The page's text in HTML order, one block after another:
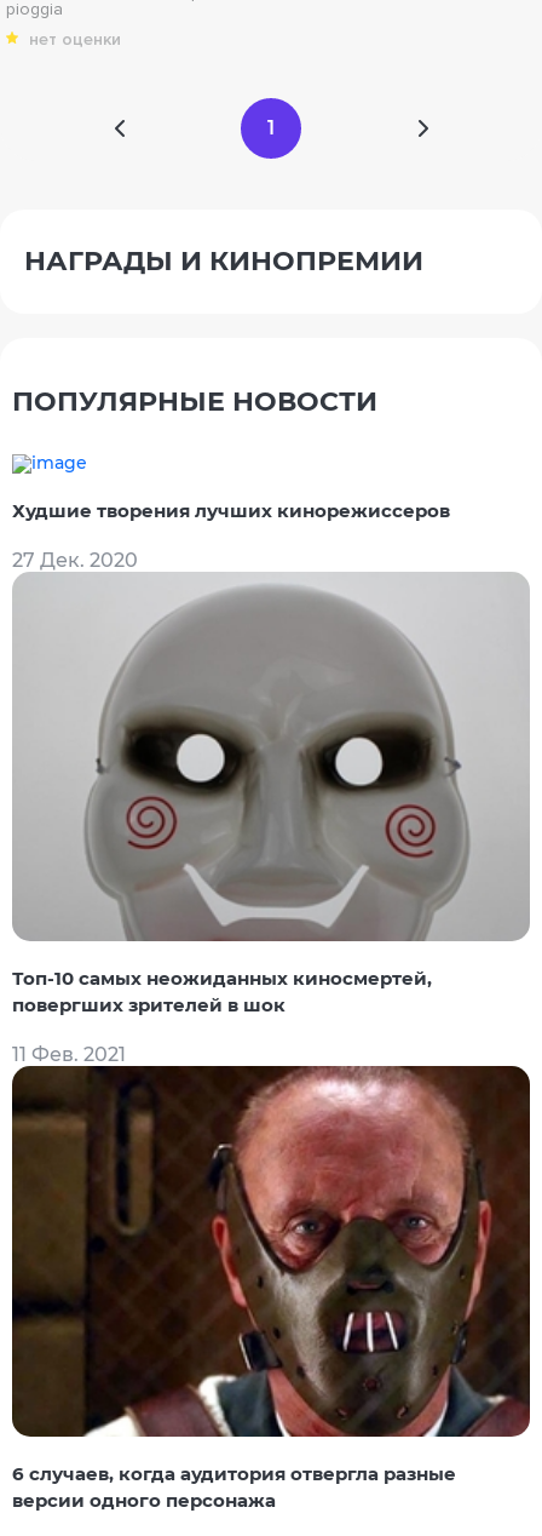
pioggia
нет оценки
1
НАГРАДЫ И КИНОПРЕМИИ
ПОПУЛЯРНЫЕ НОВОСТИ
Худшие творения лучших кинорежиссеров
27 Дек. 2020
Топ-10 самых неожиданных киносмертей,
повергших зрителей в шок
11 Фев. 2021
6 случаев, когда аудитория отвергла разные
версии одного персонажа